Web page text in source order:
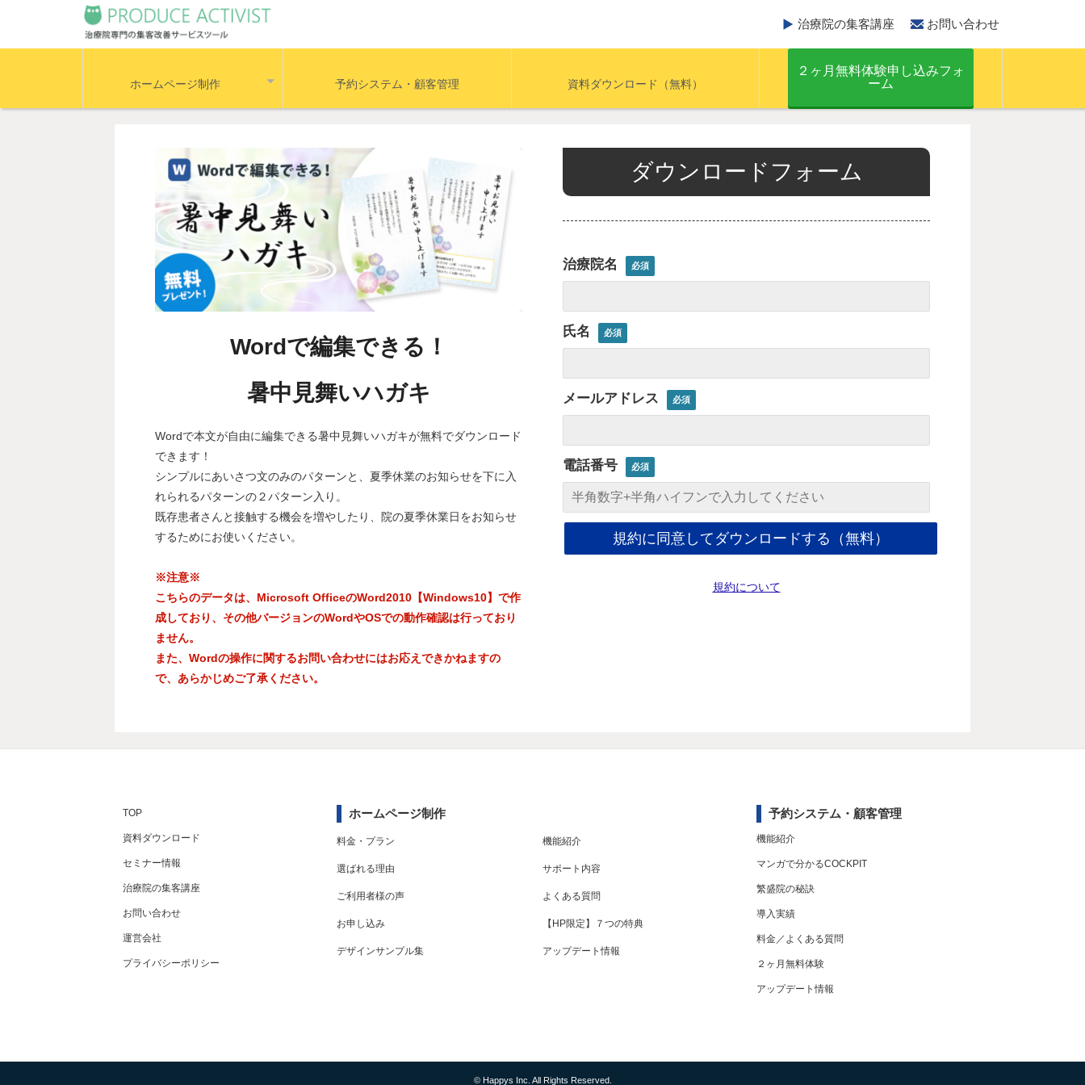
治療院の集客講座 お問い合わせ
ホームページ制作 予約システム・顧客管理 資料ダウンロード（無料）
２ヶ月無料体験申し込みフォ
ーム
Wordで編集できる！
暑中見舞いハガキ
Wordで本文が自由に編集できる暑中見舞いハガキが無料でダウンロード
できます！
シンプルにあいさつ文のみのパターンと、夏季休業のお知らせを下に入
れられるパターンの２パターン入り。
既存患者さんと接触する機会を増やしたり、院の夏季休業日をお知らせ
するためにお使いください。
※注意※
こちらのデータは、Microsoft OfficeのWord2010【Windows10】で作
成しており、その他バージョンのWordやOSでの動作確認は行っており
ません。
また、Wordの操作に関するお問い合わせにはお応えできかねますの
で、あらかじめご了承ください。
ダウンロードフォーム
治療院名
氏名
メールアドレス
電話番号
規約について
TOP
資料ダウンロード
セミナー情報
治療院の集客講座
お問い合わせ
運営会社
プライバシーポリシー
ホームページ制作
料金・プラン 機能紹介
選ばれる理由 サポート内容
ご利用者様の声 よくある質問
お申し込み 【HP限定】７つの特典
デザインサンプル集 アップデート情報
予約システム・顧客管理
機能紹介
マンガで分かるCOCKPIT
繁盛院の秘訣
導入実績
料金／よくある質問
２ヶ月無料体験
アップデート情報
© Happys Inc. All Rights Reserved.